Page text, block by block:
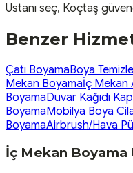
Ustanı seç, Koçtaş
Benzer
Çatı BoyamaBoya
Mekan Boyamaİç Mekan
BoyamaDuvar Kağıdı
BoyamaMobilya Boya
BoyamaAirbrush/Hava
İç Mekan Boyama